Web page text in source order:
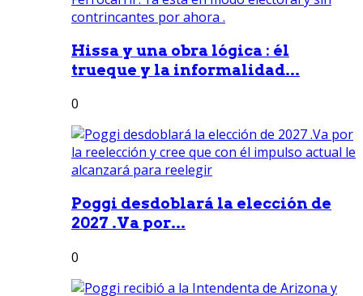
Hissa y una obra lógica : él
trueque y la informalidad...
0
Poggi desdoblará la elección de
2027 .Va por...
0